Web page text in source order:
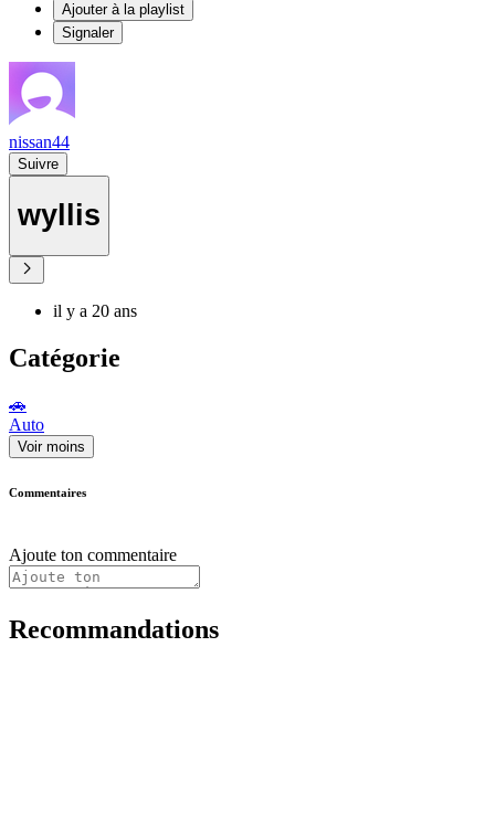
Ajouter à la playlist
Signaler
nissan44
Suivre
wyllis
il y a 20 ans
Catégorie
🚗
Auto
Voir moins
Commentaires
Ajoute ton commentaire
Recommandations